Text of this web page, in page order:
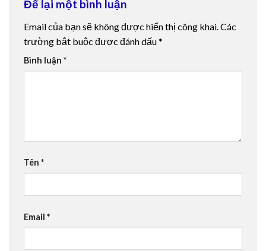
Để lại một bình luận
Email của bạn sẽ không được hiển thị công khai.Các
trường bắt buộc được đánh dấu*
Bình luận *
Tên *
Email *